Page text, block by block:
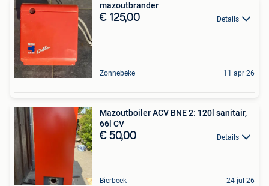
mazoutbrander
€ 125,00 Details
Zonnebeke 11 apr 26
Mazoutboiler ACV BNE 2: 120l sanitair,
66l CV
€ 50,00 Details
Bierbeek 24 jul 26